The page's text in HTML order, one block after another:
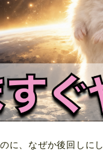
に、なぜか後回しに